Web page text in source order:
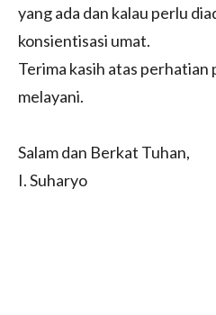
yang ada dan kalau perlu
konsientisasi umat.
Terima kasih atas perhatian
melayani.
Salam dan Berkat Tuhan,
I. Suharyo